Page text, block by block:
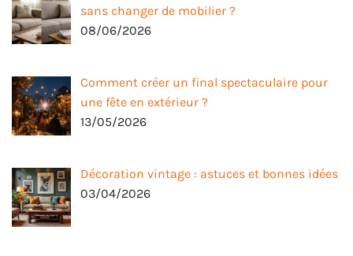
sans changer de mobilier ?
08/06/2026
Comment créer un final spectaculaire pour
une fête en extérieur ?
13/05/2026
Décoration vintage : astuces et bonnes idées
03/04/2026